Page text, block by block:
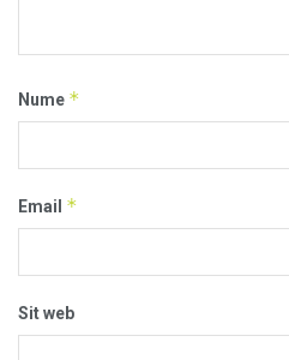
Nume *
Email *
Sit web